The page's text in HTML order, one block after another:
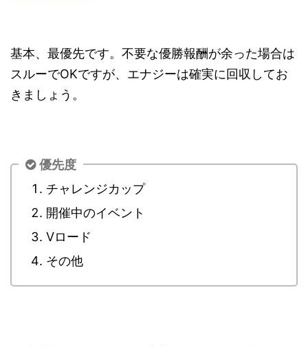
基本、最優先です。不要な優勝報酬が余った場合は
スルーでOKですが、エナジーは確実に回収してお
きましょう。
優先度
チャレンジカップ
開催中のイベント
Vロード
その他